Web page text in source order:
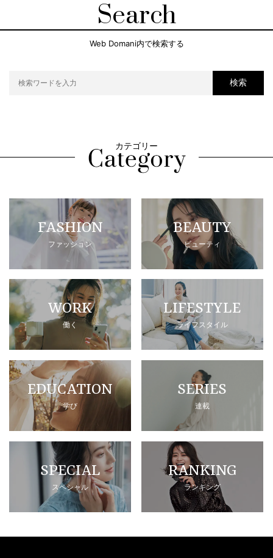
Search
Web Domani内で検索する
検索
カテゴリー
FASHION
ファッション
BEAUTY
ビューティ
WORK
働く
LIFESTYLE
ライフスタイル
EDUCATION
学び
SERIES
連載
SPECIAL
スペシャル
RANKING
ランキング